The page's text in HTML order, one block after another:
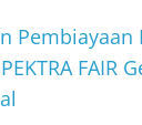
FAIR